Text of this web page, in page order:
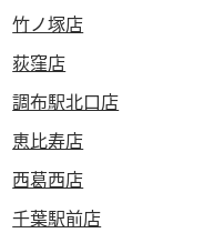
竹ノ塚店
荻窪店
調布駅北口店
恵比寿店
西葛西店
千葉駅前店